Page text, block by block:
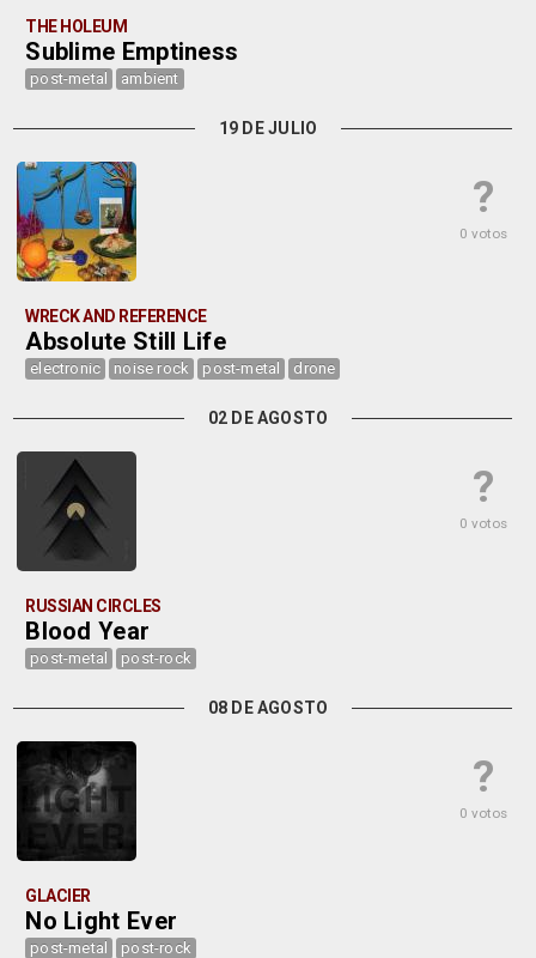
THE HOLEUM
Sublime Emptiness
post-metal ambient
19 DE JULIO
?
0 votos
WRECK AND REFERENCE
Absolute Still Life
electronic noise rock post-metal drone
02 DE AGOSTO
?
0 votos
RUSSIAN CIRCLES
Blood Year
post-metal post-rock
08 DE AGOSTO
?
0 votos
GLACIER
No Light Ever
post-metal post-rock